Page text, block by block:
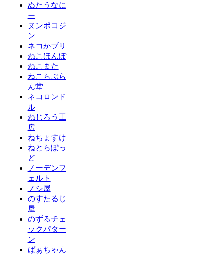
ぬたうなに
ー
ヌンポコジ
ン
ネコかブリ
ねこほんぽ
ねこまた
ねこらぶら
ん堂
ネコロンド
ル
ねじろう工
房
ねちょすけ
ねとらぽっ
ど
ノーデンフ
ェルト
ノシ屋
のすたるじ
屋
のずるチェ
ックパター
ン
ばぁちゃん